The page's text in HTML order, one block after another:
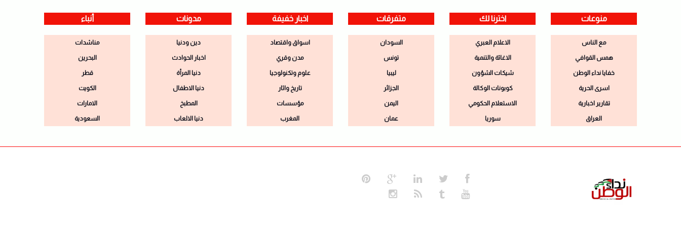
منوعات
مع الناس
همس القوافي
خفايا نداء الوطن
اسرى الحرية
تقارير اخبارية
العراق
اخترنا لك
الاعلام العبري
الاغاثة والتنمية
شيكات الشؤون
كوبونات الوكالة
الاستعلام الحكومي
سوريا
متفرقات
السودان
تونس
ليبيا
الجزائر
اليمن
عمان
اخبار خفيفة
اسواق واقتصاد
مدن وقري
علوم وتكنولوجيا
تاريخ واثار
مؤسسات
المغرب
مدونات
دين ودنيا
اخبار الحوادث
دنيا المرأة
دنيا الاطفال
المطبخ
دنيا الالعاب
أنباء
مناشدات
البحرين
قطر
الكويت
الامارات
السعودية